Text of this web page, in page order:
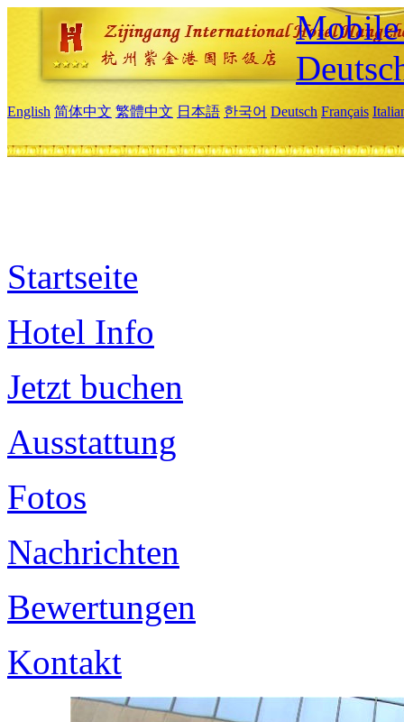
Mobile
English 简体中文 繁體中文 日本語 한국어 Deutsch Français
Startseite
Hotel Info
Jetzt buchen
Ausstattung
Fotos
Nachrichten
Bewertungen
Kontakt